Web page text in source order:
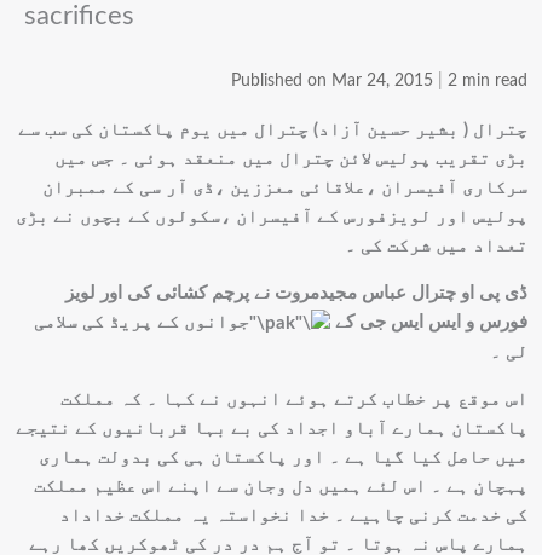
sacrifices
Published on Mar 24, 2015 2 min read
چترال ( بشیر حسین آزاد) چترال میں یوم پاکستان کی سب سے
بڑی تقریب پولیس لائن چترال میں منعقد ہوئی ۔ جس میں
سرکاری آفیسران ،علاقائی معززین ،ڈی آر سی کے ممبران
پولیس اور لویزفورس کے آفیسران ،سکولوں کے بچوں نے بڑی
تعداد میں شرکت کی ۔
ڈی پی او چترال عباس مجیدمروت نے پرچم کشائی کی اور لویز
فورس و ایس ایس جی کے
جوانوں کے پریڈ کی سلامی
لی ۔
اس موقع پر خطاب کرتے ہوئے انہوں نے کہا ۔ کہ مملکت
پاکستان ہمارے آباو اجداد کی بے بہا قربانیوں کے نتیجے
میں حاصل کیا گیا ہے ۔ اور پاکستان ہی کی بدولت ہماری
پہچان ہے ۔ اس لئے ہمیں دل وجان سے اپنے اس عظیم مملکت
کی خدمت کرنی چاہیے ۔ خدا نخواستہ یہ مملکت خداداد
ہمارے پاس نہ ہوتا ۔ تو آج ہم در در کی ٹھوکریں کھا رہے